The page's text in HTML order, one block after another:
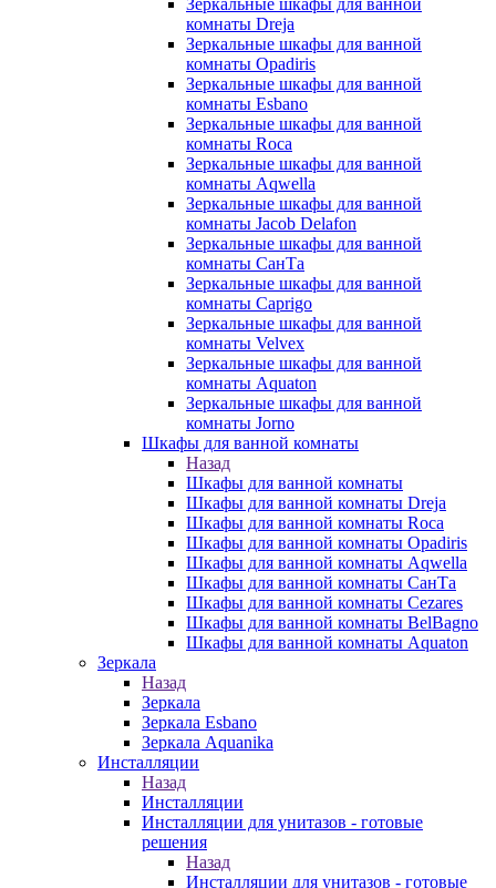
Зеркальные шкафы для ванной
комнаты Dreja
Зеркальные шкафы для ванной
комнаты Opadiris
Зеркальные шкафы для ванной
комнаты Esbano
Зеркальные шкафы для ванной
комнаты Roca
Зеркальные шкафы для ванной
комнаты Aqwella
Зеркальные шкафы для ванной
комнаты Jacob Delafon
Зеркальные шкафы для ванной
комнаты СанТа
Зеркальные шкафы для ванной
комнаты Caprigo
Зеркальные шкафы для ванной
комнаты Velvex
Зеркальные шкафы для ванной
комнаты Aquaton
Зеркальные шкафы для ванной
комнаты Jorno
Шкафы для ванной комнаты
Назад
Шкафы для ванной комнаты
Шкафы для ванной комнаты Dreja
Шкафы для ванной комнаты Roca
Шкафы для ванной комнаты Opadiris
Шкафы для ванной комнаты Aqwella
Шкафы для ванной комнаты СанТа
Шкафы для ванной комнаты Cezares
Шкафы для ванной комнаты BelBagno
Шкафы для ванной комнаты Aquaton
Зеркала
Назад
Зеркала
Зеркала Esbano
Зеркала Aquanika
Инсталляции
Назад
Инсталляции
Инсталляции для унитазов - готовые
решения
Назад
Инсталляции для унитазов - готовые